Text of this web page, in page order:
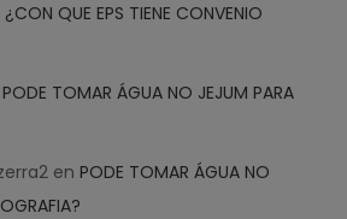
¿CON QUE EPS TIENE CONVENIO
PODE TOMAR ÁGUA NO JEJUM PARA
enPODE TOMAR ÁGUA NO